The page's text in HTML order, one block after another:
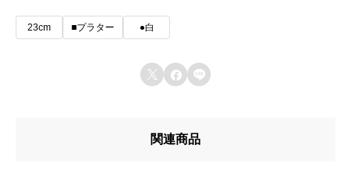
23cm ■プラター ●白
  
関連商品